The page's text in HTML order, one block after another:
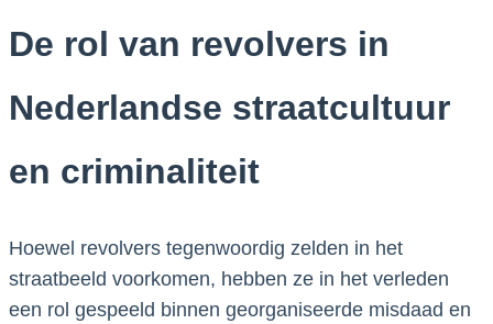
De rol van revolvers in
Nederlandse straatcultuur
en criminaliteit
Hoewel revolvers tegenwoordig zelden in het
straatbeeld voorkomen, hebben ze in het verleden
een rol gespeeld binnen georganiseerde misdaad en